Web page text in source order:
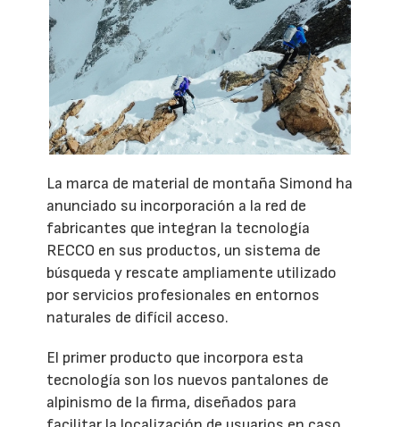
La marca de material de montaña Simond ha
anunciado su incorporación a la red de
fabricantes que integran la tecnología
RECCO en sus productos, un sistema de
búsqueda y rescate ampliamente utilizado
por servicios profesionales en entornos
naturales de difícil acceso.
El primer producto que incorpora esta
tecnología son los nuevos pantalones de
alpinismo de la firma, diseñados para